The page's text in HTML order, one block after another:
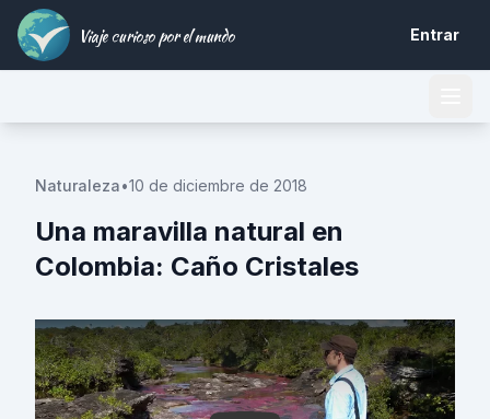
Viaje curioso por el mundo Entrar
Naturaleza•10 de diciembre de 2018
Una maravilla natural en
Colombia: Caño Cristales